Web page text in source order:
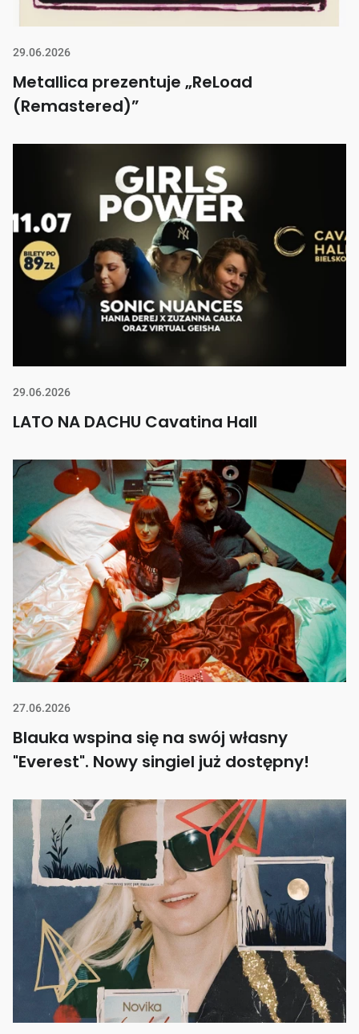
29.06.2026
Metallica prezentuje „ReLoad
(Remastered)”
29.06.2026
LATO NA DACHU Cavatina Hall
27.06.2026
Blauka wspina się na swój własny
"Everest". Nowy singiel już dostępny!